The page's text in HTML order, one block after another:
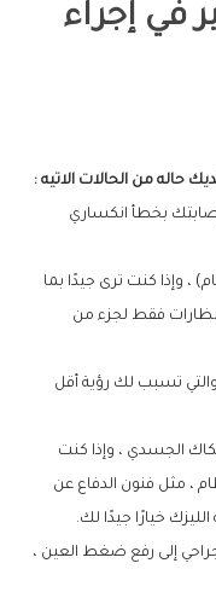
في إجراء
حاله من الحالات الاتيه :
بخطأ انكساري
، وإذا كنت ترى جيدًا بما
فقط لجزء من
تسبب لك رؤية أقل
الجسدي ، وإذا كنت
، مثل فنون الدفاع عن
خيارًا جيدًا لك.
إلى رفع ضغط العين ،